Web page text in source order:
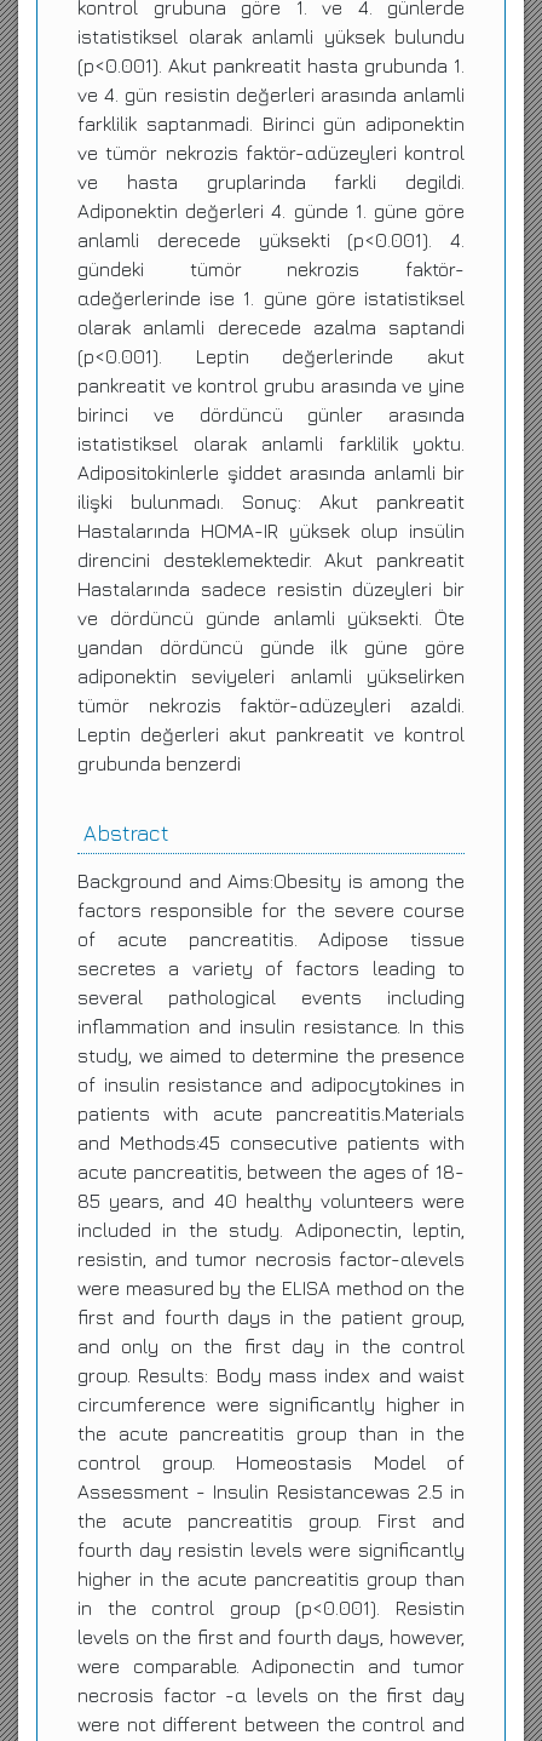
kontrol grubuna göre 1. ve 4. günlerde
istatistiksel olarak anlamli yüksek bulundu
(p<0.001). Akut pankreatit hasta grubunda 1.
ve 4. gün resistin değerleri arasında anlamli
farklilik saptanmadi. Birinci gün adiponektin
ve tümör nekrozis faktör-αdüzeyleri kontrol
ve hasta gruplarinda farkli degildi.
Adiponektin değerleri 4. günde 1. güne göre
anlamli derecede yüksekti (p<0.001). 4.
gündeki tümör nekrozis faktör-
αdeğerlerinde ise 1. güne göre istatistiksel
olarak anlamli derecede azalma saptandi
(p<0.001). Leptin değerlerinde akut
pankreatit ve kontrol grubu arasında ve yine
birinci ve dördüncü günler arasında
istatistiksel olarak anlamli farklilik yoktu.
Adipositokinlerle şiddet arasında anlamli bir
ilişki bulunmadı. Sonuç: Akut pankreatit
Hastalarında HOMA-IR yüksek olup insülin
direncini desteklemektedir. Akut pankreatit
Hastalarında sadece resistin düzeyleri bir
ve dördüncü günde anlamli yüksekti. Öte
yandan dördüncü günde ilk güne göre
adiponektin seviyeleri anlamli yükselirken
tümör nekrozis faktör-αdüzeyleri azaldi.
Leptin değerleri akut pankreatit ve kontrol
grubunda benzerdi
Abstract
Background and Aims:Obesity is among the
factors responsible for the severe course
of acute pancreatitis. Adipose tissue
secretes a variety of factors leading to
several pathological events including
inflammation and insulin resistance. In this
study, we aimed to determine the presence
of insulin resistance and adipocytokines in
patients with acute pancreatitis.Materials
and Methods:45 consecutive patients with
acute pancreatitis, between the ages of 18-
85 years, and 40 healthy volunteers were
included in the study. Adiponectin, leptin,
resistin, and tumor necrosis factor-αlevels
were measured by the ELISA method on the
first and fourth days in the patient group,
and only on the first day in the control
group. Results: Body mass index and waist
circumference were significantly higher in
the acute pancreatitis group than in the
control group. Homeostasis Model of
Assessment - Insulin Resistancewas 2.5 in
the acute pancreatitis group. First and
fourth day resistin levels were significantly
higher in the acute pancreatitis group than
in the control group (p<0.001). Resistin
levels on the first and fourth days, however,
were comparable. Adiponectin and tumor
necrosis factor -α levels on the first day
were not different between the control and